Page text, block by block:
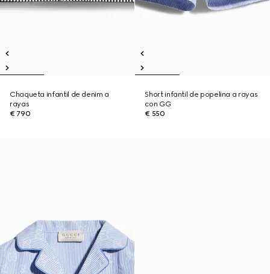
Chaqueta infantil de denim a
rayas
€ 790
Short infantil de popelina a rayas
con GG
€ 550